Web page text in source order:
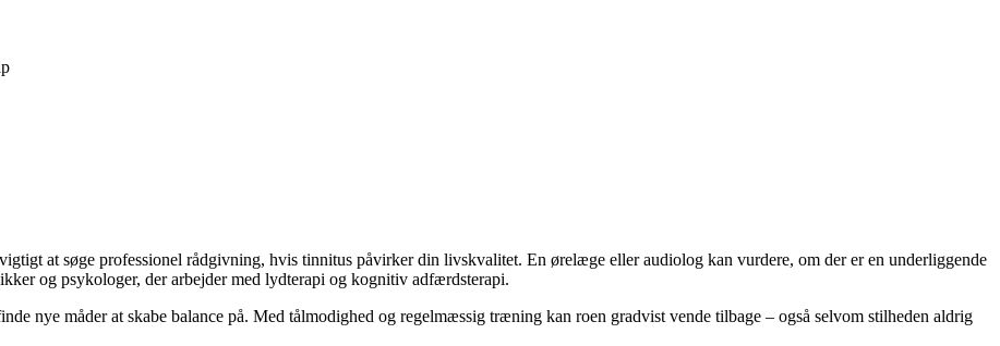
at søge professionel rådgivning, hvis tinnitus påvirker din livskvalitet. En ørelæge eller audiolog kan vurdere, om der er en underliggende
og psykologer, der arbejder med lydterapi og kognitiv adfærdsterapi.
nye måder at skabe balance på. Med tålmodighed og regelmæssig træning kan roen gradvist vende tilbage – også selvom stilheden aldrig